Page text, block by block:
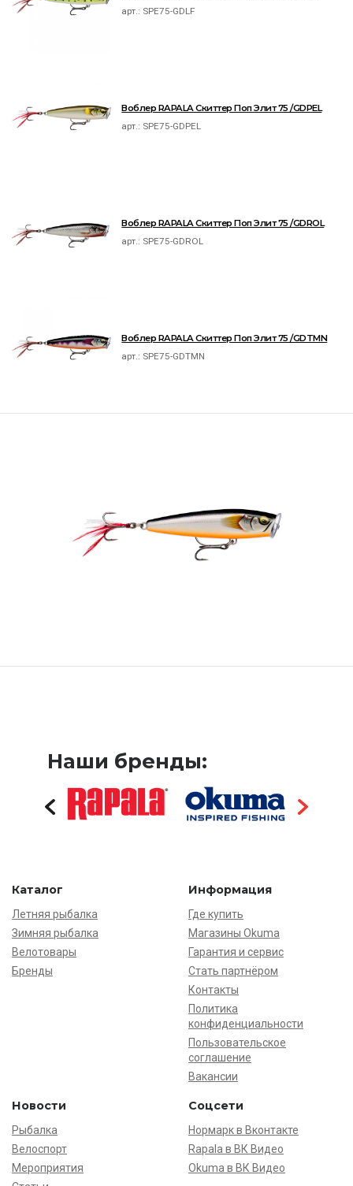
арт.: SPE75-GDLF
Воблер RAPALA Скиттер Поп Элит 75 /GDPEL
арт.: SPE75-GDPEL
Воблер RAPALA Скиттер Поп Элит 75 /GDROL
арт.: SPE75-GDROL
Воблер RAPALA Скиттер Поп Элит 75 /GDTMN
арт.: SPE75-GDTMN
Наши бренды:
Каталог
Летняя рыбалка
Зимняя рыбалка
Велотовары
Бренды
Информация
Где купить
Магазины Okuma
Гарантия и сервис
Стать партнёром
Контакты
Политика
конфиденциальности
Пользовательское
соглашение
Вакансии
Новости
Рыбалка
Велоспорт
Мероприятия
Соцсети
Нормарк в Вконтакте
Rapala в ВК Видео
Okuma в ВК Видео